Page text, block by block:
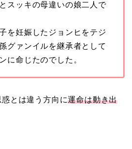
スッキの母違いの娘二人で
を妊娠したジョンヒをテジ
グァンイルを継承者として
に命じたのでした。
とは違う方向に運命は動き出